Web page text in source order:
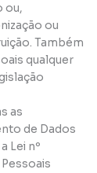
ou,
ou
Também
qualquer
as
de Dados
Lei nº